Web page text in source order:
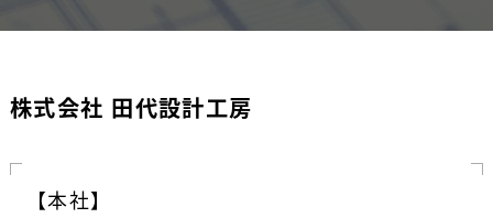
株式会社 田代設計工房
【本社】